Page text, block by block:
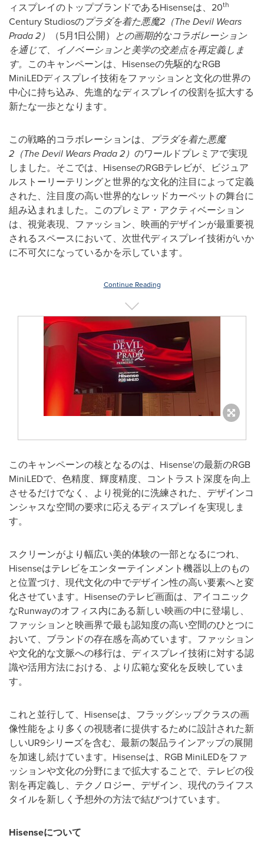
ィスプレイのトップブランドであるHisenseは、20th
Century Studiosのプラダを着た悪魔2（The Devil Wears
Prada 2）
（5月1日公開） との画期的なコラボレーション
を通じて、イノベーションと美学の交差点を再定義しま
す。 このキャンペーンは、Hisenseの先駆的なRGB
MiniLEDディスプレイ技術をファッションと文化の世界の
中心に持ち込み、先進的なディスプレイの役割を拡大する
新たな一歩となります。
この戦略的コラボレーションは、
プラダを着た悪魔
2（The Devil Wears Prada 2） のワールドプレミアで実現
しました。そこでは、HisenseのRGBテレビが、ビジュア
ルストーリーテリングと世界的な文化的注目によって定義
された、注目度の高い世界的なレッドカーペットの舞台に
組み込まれました。このプレミア・アクティベーション
は、視覚表現、ファッション、映画的デザインが最重要視
されるスペースにおいて、次世代ディスプレイ技術がいか
に不可欠になっているかを示しています。
Continue Reading
このキャンペーンの核となるのは、Hisense'の最新のRGB
MiniLEDで、色精度、輝度精度、コントラスト深度を向上
させるだけでなく、より視覚的に洗練された、デザインコ
ンシャスな空間の要求に応えるディスプレイを実現しま
す。
スクリーンがより幅広い美的体験の一部となるにつれ、
Hisenseはテレビをエンターテインメント機器以上のもの
と位置づけ、現代文化の中でデザイン性の高い要素へと変
化させています。Hisenseのテレビ画面は、アイコニック
なRunwayのオフィス内にある新しい映画の中に登場し、
ファッションと映画界で最も認知度の高い空間のひとつに
おいて、ブランドの存在感を高めています。ファッション
や文化的な文脈への移行は、ディスプレイ技術に対する認
識や活用方法における、より広範な変化を反映していま
す。
これと並行して、Hisenseは、フラッグシップクラスの画
像性能をより多くの視聴者に提供するために設計された新
しいUR9シリーズを含む、最新の製品ラインアップの展開
を加速し続けています。Hisenseは、RGB MiniLEDをファ
ッションや文化の分野にまで拡大することで、テレビの役
割を再定義し、テクノロジー、デザイン、現代のライフス
タイルを新しく予想外の方法で結びつけています。
Hisenseについて